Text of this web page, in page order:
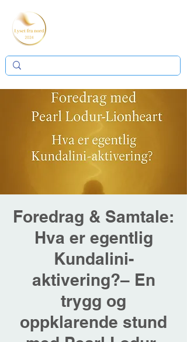
Foredrag & Samtale:
Hva er egentlig
Kundalini-
aktivering?– En
trygg og
oppklarende stund